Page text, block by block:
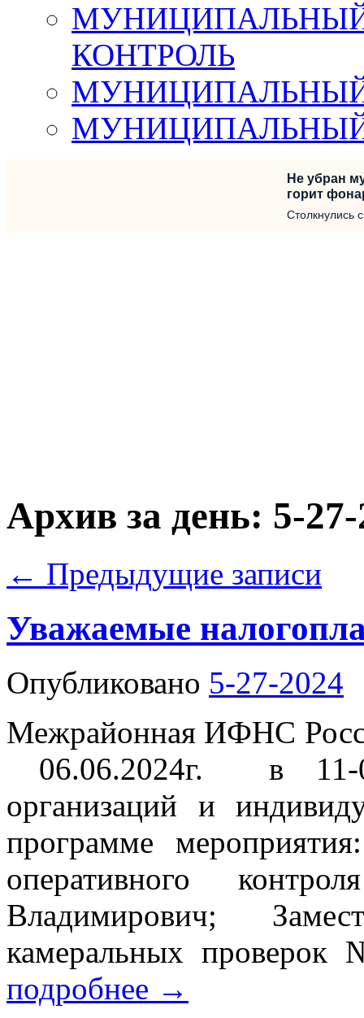
КОНТРОЛЬ
Не убран
горит
Столкнулись
Архив за день: 5-
← Предыдущие записи
Уважаемые
Опубликовано 5-27-2024
Межрайонная ИФНС
06.06.2024г. в 11-
организаций и
программе
оперативного
Владимирович;
камеральных
подробнее →